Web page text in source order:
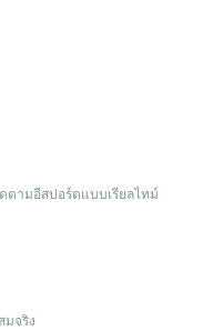
ตามอีสปอร์ตแบบเรียลไทม์
มจริง